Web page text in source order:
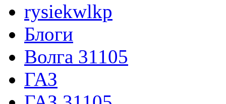
rysiekwlkp
Блоги
Волга 31105
ГАЗ